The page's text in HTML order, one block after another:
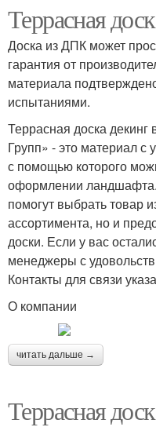
Террасная
Доска из ДПК может
гарантия от
материала
испытаниями.
Террасная доска
Групп» - это материал с
с помощью которого
оформлении
помогут выбрать товар
ассортимента, но и
доски. Если у вас
менеджеры с
Контакты для связи
О компании
читать дальше →
Террасная